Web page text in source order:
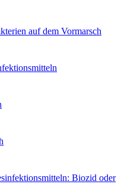
auf dem Vormarsch
Biozid oder